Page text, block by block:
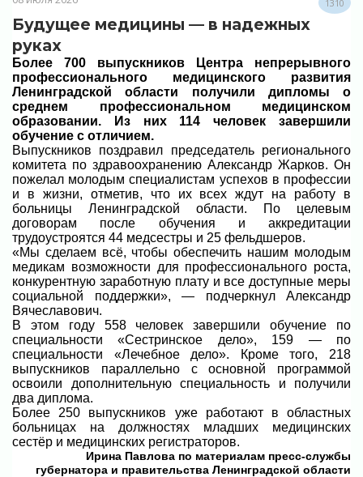
1310
Будущее медицины — в надежных
руках
Более 700 выпускников Центра непрерывного
профессионального медицинского развития
Ленинградской области получили дипломы о
среднем профессиональном медицинском
образовании. Из них 114 человек завершили
обучение с отличием.
Выпускников поздравил председатель регионального
комитета по здравоохранению Александр Жарков. Он
пожелал молодым специалистам успехов в профессии
и в жизни, отметив, что их всех ждут на работу в
больницы Ленинградской области. По целевым
договорам после обучения и аккредитации
трудоустроятся 44 медсестры и 25 фельдшеров.
«Мы сделаем всё, чтобы обеспечить нашим молодым
медикам возможности для профессионального роста,
конкурентную заработную плату и все доступные меры
социальной поддержки», — подчеркнул Александр
Вячеславович.
В этом году 558 человек завершили обучение по
специальности «Сестринское дело», 159 — по
специальности «Лечебное дело». Кроме того, 218
выпускников параллельно с основной программой
освоили дополнительную специальность и получили
два диплома.
Более 250 выпускников уже работают в областных
больницах на должностях младших медицинских
сестёр и медицинских регистраторов.
Ирина Павлова по материалам пресс-службы
губернатора и правительства Ленинградской области